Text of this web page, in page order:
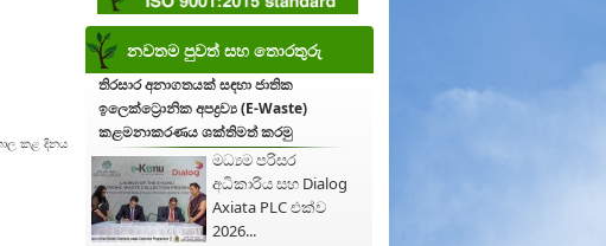
කළ දිනය
නවතම පුවත් සහ තොරතුරු
තිරසාර අනාගතයක් සඳහා ජාතික
ඉලෙක්ට්‍රොනික අපද්‍රව්‍ය (E-Waste)
කළමනාකරණය ශක්තිමත් කරමු
මධ්‍යම පරිසර
අධිකාරිය සහ Dialog
Axiata PLC එක්ව
2026...